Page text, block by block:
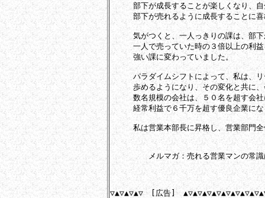
部下が成長することが楽しくなり、自
部下が売れるように成長することに喜
気がつくと、一人っきりの課は、部下
一人で売っていた時の３倍以上の利益
強い課に変わっていました。
パラダイムシフトによって、私は、リ
歩めるようになり、その変化と共に、
数名規模の会社は、５０名を超す会社
経常利益で６千万を超す優良企業にな
私は営業本部長に昇格し、営業部門全
メルマガ：売れる営業マンの常識は
▽▲▽▲▽▲▽　[広告]　